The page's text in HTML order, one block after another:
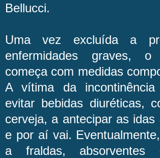
Bellucci.
Uma vez excluída a
enfermidades graves, o
começa com medidas
A vítima da
evitar bebidas diuréticas,
cerveja, a antecipar as idas
e por aí vai.
a fraldas, absorventes